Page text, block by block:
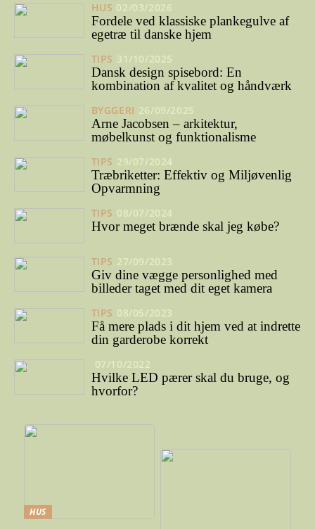
HUS 02/03/2026
Fordele ved klassiske plankegulve af
egetræ til danske hjem
TIPS 31/10/2025
Dansk design spisebord: En
kombination af kvalitet og håndværk
BYGGERI 26/09/2025
Arne Jacobsen – arkitektur,
møbelkunst og funktionalisme
TIPS 29/07/2024
Træbriketter: Effektiv og Miljøvenlig
Opvarmning
TIPS 08/07/2024
Hvor meget brænde skal jeg købe?
TIPS 27/09/2023
Giv dine vægge personlighed med
billeder taget med dit eget kamera
TIPS 08/05/2023
Få mere plads i dit hjem ved at indrette
din garderobe korrekt
07/10/2022
Hvilke LED pærer skal du bruge, og
hvorfor?
HUS